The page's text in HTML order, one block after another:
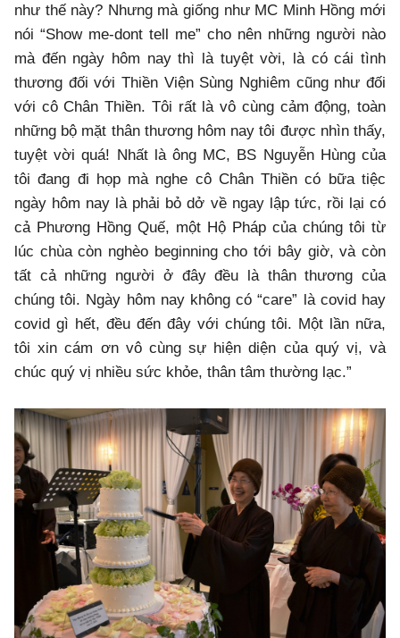
như thế này? Nhưng mà giống như MC Minh Hồng mới
nói “Show me-dont tell me” cho nên những người nào
mà đến ngày hôm nay thì là tuyệt vời, là có cái tình
thương đối với Thiền Viện Sùng Nghiêm cũng như đối
với cô Chân Thiền. Tôi rất là vô cùng cảm động, toàn
những bộ mặt thân thương hôm nay tôi được nhìn thấy,
tuyệt vời quá! Nhất là ông MC, BS Nguyễn Hùng của
tôi đang đi họp mà nghe cô Chân Thiền có bữa tiệc
ngày hôm nay là phải bỏ dở về ngay lập tức, rồi lại có
cả Phương Hồng Quế, một Hộ Pháp của chúng tôi từ
lúc chùa còn nghèo beginning cho tới bây giờ, và còn
tất cả những người ở đây đều là thân thương của
chúng tôi. Ngày hôm nay không có “care” là covid hay
covid gì hết, đều đến đây với chúng tôi. Một lần nữa,
tôi xin cám ơn vô cùng sự hiện diện của quý vị, và
chúc quý vị nhiều sức khỏe, thân tâm thường lạc.”